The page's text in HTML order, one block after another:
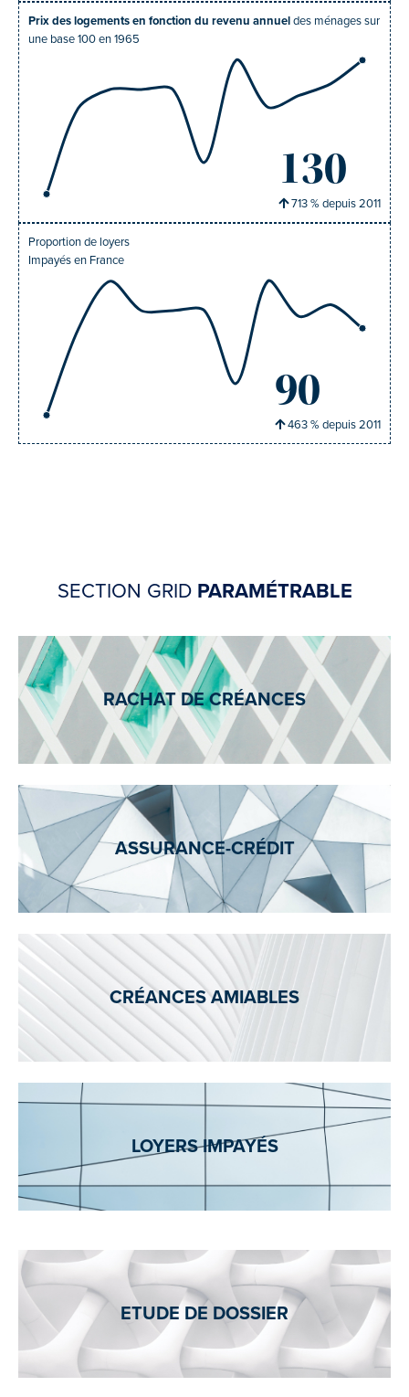
Prix des logements en fonction du revenu annueldes ménages sur
une base 100 en 1965
130
713% depuis2011
Proportion de loyers
Impayés en France
90
463% depuis2011
SECTION GRID PARAMÉTRABLE
RACHAT DE CRÉANCES
ASSURANCE-CRÉDIT
CRÉANCES AMIABLES
LOYERS IMPAYÉS
ETUDE DE DOSSIER